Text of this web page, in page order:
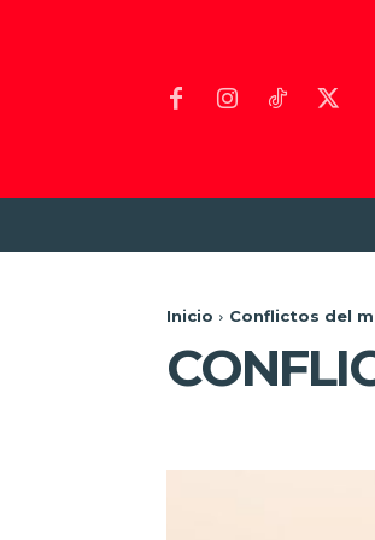
Inicio Conflictos del